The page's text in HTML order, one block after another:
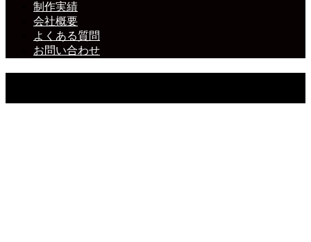
制作実績
会社概要
よくある質問
お問い合わせ